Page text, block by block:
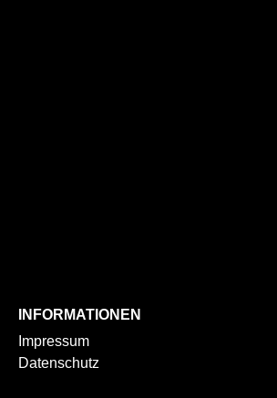
INFORMATIONEN
Impressum
Datenschutz